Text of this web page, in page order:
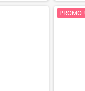
PROMO !